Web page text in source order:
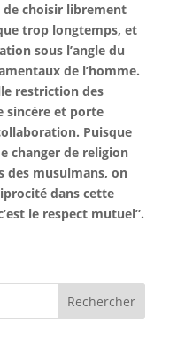
choisir librement
trop longtemps, et
sous l’angle du
de l’homme.
restriction des
sincère et porte
Puisque
changer de religion
des musulmans, on
dans cette
le respect mutuel”.